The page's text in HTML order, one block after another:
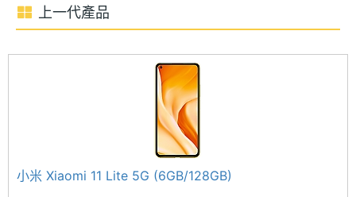
萬畫素 120 度超廣角鏡頭 + 200 萬畫素 4cm 微距鏡
頭，提供人眼追焦、動作捕捉、一鍵 AI 電影模式、19
種 Vlog 模板等功能。
Xiaomi 12 Lite 前置 3,200 萬畫素自拍鏡頭，配有雙
前置 LED 補光燈搭配自拍人像 HDR 模式，以全新的
景深估算和人像消光演算法，即使在背光環境下，也
記憶體
LPDDR4X
上一代產品
小米 Xiaomi 11 Lite 5G (6GB/128GB)